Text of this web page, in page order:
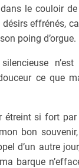
le couloir
désirs effrénés,
poing d’orgue.
ce que
si fort par
bon
d’un autre
barque